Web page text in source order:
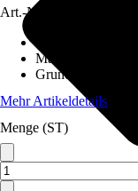
Art.-Nr.
Material
Grundfarbe
Mehr Artikeldetails
Menge (ST)